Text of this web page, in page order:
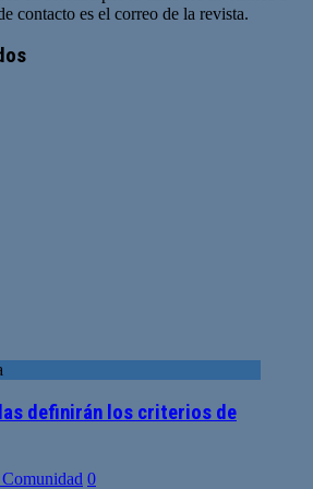
contacto es el correo de la revista.
definirán los criterios de
0